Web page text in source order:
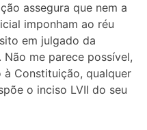
assegura que nem a
imponham ao réu
em julgado da
me parece possível,
Constituição, qualquer
o inciso LVII do seu